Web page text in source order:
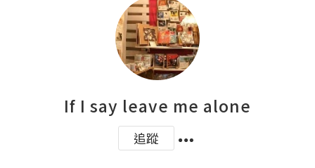
If I say leave me alone
追蹤